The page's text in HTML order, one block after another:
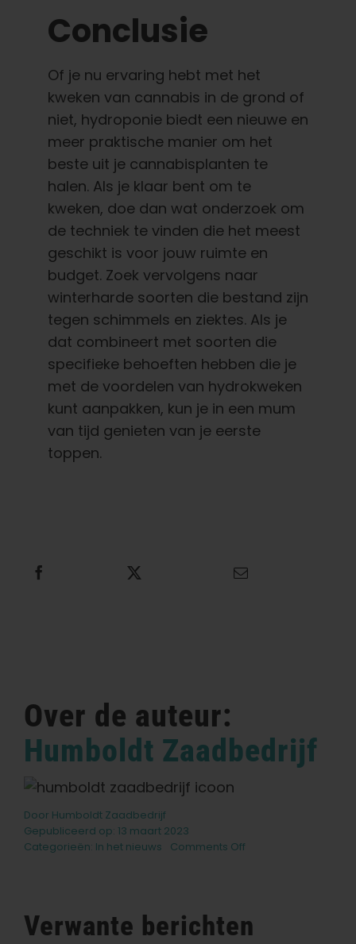
Conclusie
Of je nu ervaring hebt met het
kweken van cannabis in de grond of
niet, hydroponie biedt een nieuwe en
meer praktische manier om het
beste uit je cannabisplanten te
halen. Als je klaar bent om te
kweken, doe dan wat onderzoek om
de techniek te vinden die het meest
geschikt is voor jouw ruimte en
budget. Zoek vervolgens naar
winterharde soorten die bestand zijn
tegen schimmels en ziektes. Als je
dat combineert met soorten die
specifieke behoeften hebben die je
met de voordelen van hydrokweken
kunt aanpakken, kun je in een mum
van tijd genieten van je eerste
toppen.
Over de auteur:
Humboldt Zaadbedrijf
Door Humboldt Zaadbedrijf
Gepubliceerd op: 13 maart 2023
Categorieën: In het nieuws Comments Offon
hydrokweken
Verwante berichten